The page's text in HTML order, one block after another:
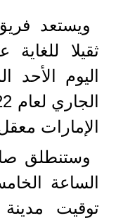
ويستعد
ثقيلا
الإمارات
وستنطلق
الساعة
توقيت